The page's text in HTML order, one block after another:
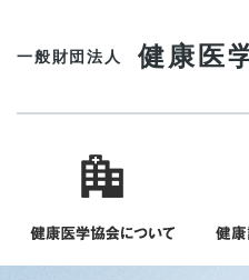
一般財団法人 健康医